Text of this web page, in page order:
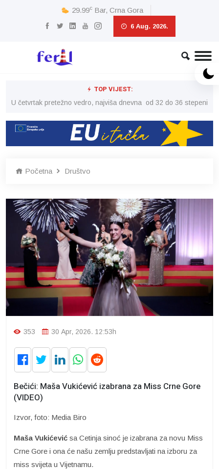
29.99c Bar, Crna Gora
6 Aug. 2026.
TOP VIJEST:
U četvrtak pretežno vedro, najviša dnevna od 32 do 36 stepeni
Početna Društvo
353 30 Apr, 2026. 12:53h
Bečići: Maša Vukićević izabrana za Miss Crne Gore
(VIDEO)
Izvor, foto: Media Biro
Maša Vukićević sa Cetinja sinoć je izabrana za novu Miss
Crne Gore i ona će našu zemlju predstavljati na izboru za
miss svijeta u Vijetnamu.